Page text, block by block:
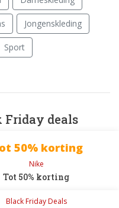
Jongenskleding
Sport
deals
50% korting
Nike
Tot 50% korting
Black Friday Deals